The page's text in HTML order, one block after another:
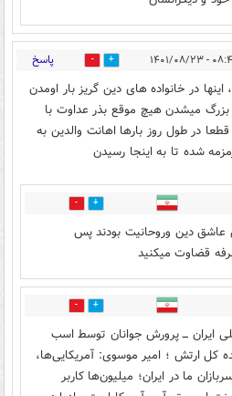
۱۴۰۱/۰۸/۲۳ 52 پاسخ
در خانواده های دین گریز بار اومدن
بزرگ میشدن هیچ موقع بذر عداوت با
در طول روز بارها اهانت والدین به
شده تا به اینجا رسیدن
4
عاشق دین وروحانیت بودند پس
قضاوت میکنید
14
ایران ـــ پرورش جوانان توسط اسب
کل ارتش ؛ امیر موسوی: آمریکایی‌ها،
ما در ایران؛ میلیون‌ها کاربر